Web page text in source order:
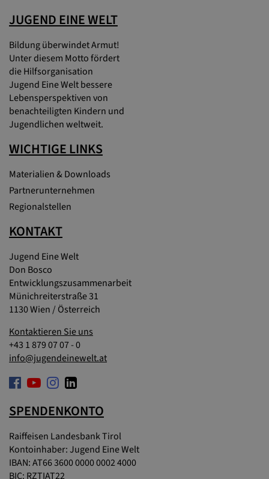
JUGEND EINE WELT
Bildung überwindet Armut!
Unter diesem Motto fördert
die Hilfsorganisation
Jugend Eine Welt bessere
Lebensperspektiven von
benachteiligten Kindern und
Jugendlichen weltweit.
WICHTIGE LINKS
Materialien & Downloads
Partnerunternehmen
Regionalstellen
KONTAKT
Jugend Eine Welt
Don Bosco
Entwicklungszusammenarbeit
Münichreiterstraße 31
1130 Wien / Österreich
Kontaktieren Sie uns
+43 1 879 07 07 - 0
info@jugendeinewelt.at
SPENDENKONTO
Raiffeisen Landesbank Tirol
Kontoinhaber: Jugend Eine Welt
IBAN: AT66 3600 0000 0002 4000
BIC: RZTIAT22